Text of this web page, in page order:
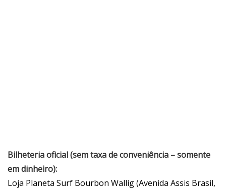
Bilheteria oficial (sem taxa de conveniência – somente
em dinheiro):
Loja Planeta Surf Bourbon Wallig (Avenida Assis Brasil,